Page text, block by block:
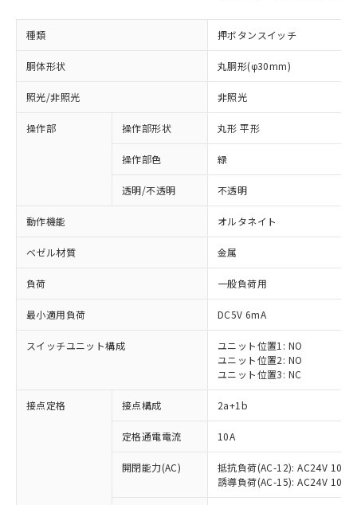
種類 押ボタンスイッチ
胴体形状 丸胴形(φ30mm)
照光/非照光 非照光
操作部 操作部形状 丸形 平形
操作部色 緑
透明/不透明 不透明
動作機能 オルタネイト
ベゼル材質 金属
負荷 一般負荷用
最小適用負荷 DC5V 6mA
スイッチユニット構成
ユニット位置1: NO
ユニット位置2: NO
ユニット位置3: NC
接点定格 接点構成 2a+1b
定格通電電流 10A
開閉能力(AC)
抵抗負荷(AC-12): AC24V 10A/
誘導負荷(AC-15): AC24V
※1 対応状況
対応済み：EU RoHS指令（10物質）の
非含有に対応した製品が提供可能な商品で
対応予定：EU RoHS指令（10物質）の非含